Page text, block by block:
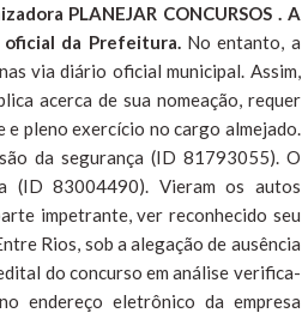
PLANEJAR CONCURSOS . A
oficial da Prefeitura.No entanto, a
via diário oficial municipal. Assim,
acerca de sua nomeação, requer
pleno exercício no cargo almejado.
da segurança (ID 81793055). O
(ID 83004490). Vieram os autos
impetrante, ver reconhecido seu
Rios, sob a alegação de ausência
do concurso em análise verifica-
endereço eletrônico da empresa